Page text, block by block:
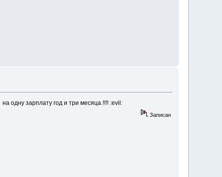
одну зарплату год и три месяца.!!!! :evil:
Записан